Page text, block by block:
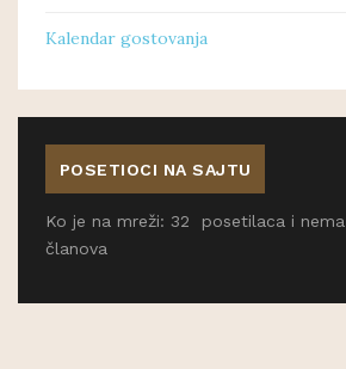
Kalendar gostovanja
POSETIOCI NA SAJTU
Ko je na mreži: 32 posetilaca i nema
članova